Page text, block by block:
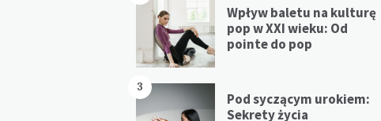
Wpływ baletu na kulturę
pop w XXI wieku: Od
pointe do pop
3
Pod syczącym urokiem:
Sekrety życia